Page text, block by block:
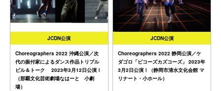
JCDN公演
Choreographers 2022 沖縄公演／次
代の振付家によるダンス作品トリプル
ビル＆トーク 2023年3月12日公演！
（那覇文化芸術劇場なはーと 小劇
場）
JCDN公演
Choreographers 2022 静岡公演／ケ
ダゴロ「ビコーズカズコーズ」 2023年
3月2日公演！（静岡市清水文化会館 マ
リナート・小ホール）